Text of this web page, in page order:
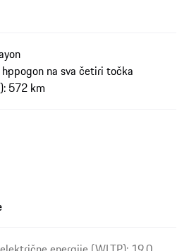
pogon na sva četiri točka
572 km